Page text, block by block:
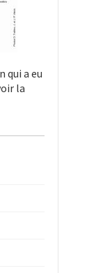
qui a eu
la